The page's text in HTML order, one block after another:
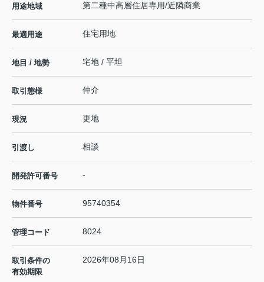
用途地域 第二種中高層住居専用/近隣商業
最適用途 住宅用地
地目 / 地勢 宅地 / 平坦
取引態様 仲介
現況 更地
引渡し 相談
開発許可番号 -
物件番号 95740354
管理コード 8024
取引条件の
有効期限
2026年08月16日